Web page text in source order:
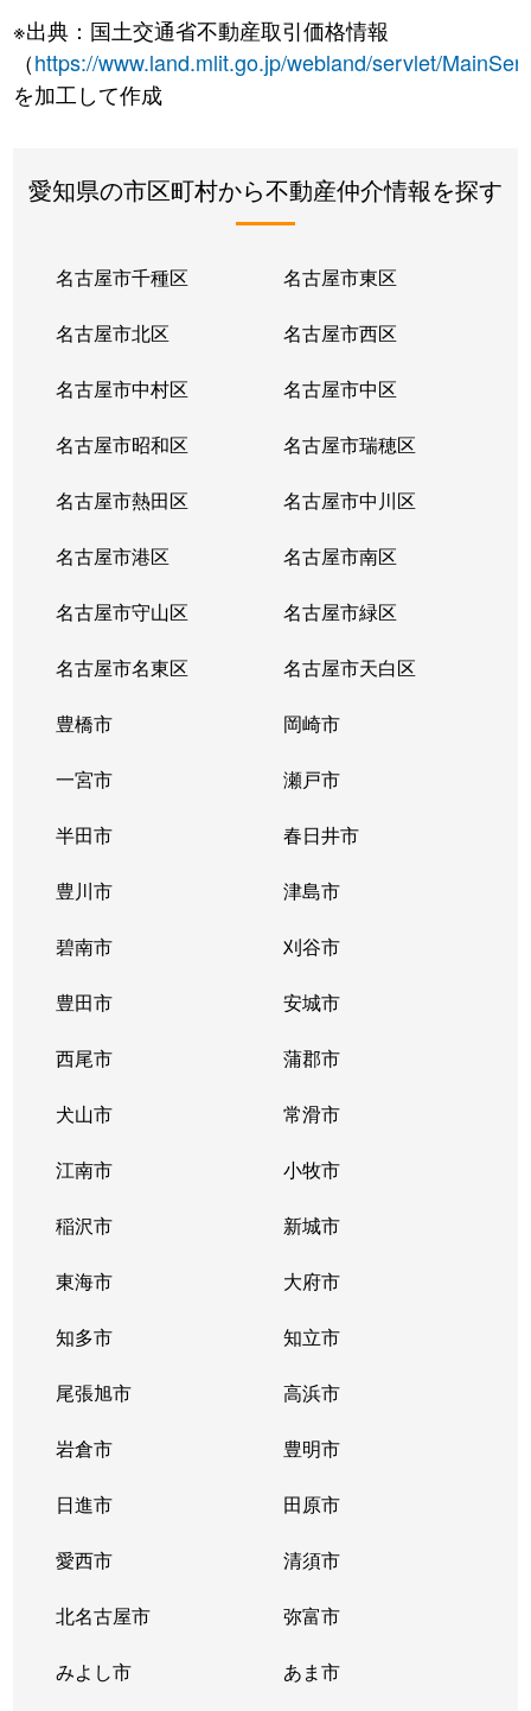
※出典：国土交通省不動産取引価格情報
（https://www.land.mlit.go.jp/webland/servlet/
を加工して作成
愛知県の市区町村から不動産仲介情報を探す
名古屋市千種区 名古屋市東区
名古屋市北区 名古屋市西区
名古屋市中村区 名古屋市中区
名古屋市昭和区 名古屋市瑞穂区
名古屋市熱田区 名古屋市中川区
名古屋市港区 名古屋市南区
名古屋市守山区 名古屋市緑区
名古屋市名東区 名古屋市天白区
豊橋市 岡崎市
一宮市 瀬戸市
半田市 春日井市
豊川市 津島市
碧南市 刈谷市
豊田市 安城市
西尾市 蒲郡市
犬山市 常滑市
江南市 小牧市
稲沢市 新城市
東海市 大府市
知多市 知立市
尾張旭市 高浜市
岩倉市 豊明市
日進市 田原市
愛西市 清須市
北名古屋市 弥富市
みよし市 あま市